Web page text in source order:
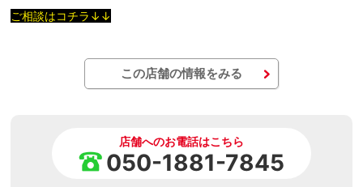
ご相談はコチラ↓↓
この店舗の情報をみる
店舗へのお電話はこちら
050-1881-7845